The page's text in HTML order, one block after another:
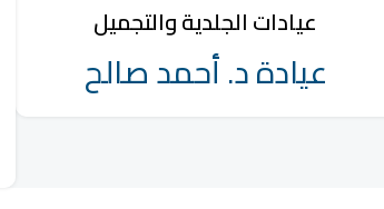
عيادات الجلدية والتجميل
عيادة د. أحمد صالح